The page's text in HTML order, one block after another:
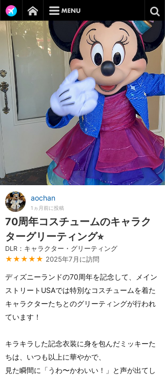
aochan
1ヵ月前に投稿
70周年コスチュームのキャラク
ターグリーティング⭐︎
DLR：キャラクター・グリーティング
★★★★★ 2025年7月に訪問
ディズニーランドの70周年を記念して、メイン
ストリートUSAでは特別なコスチュームを着た
キャラクターたちとのグリーティングが行われ
ています！
キラキラした記念衣装に身を包んだミッキーた
ちは、いつも以上に華やかで、
見た瞬間に「うわ〜かわいい！」と声が出てし